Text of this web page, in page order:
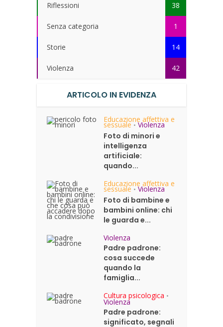
Riflessioni 38
Senza categoria 1
Storie 14
Violenza 42
ARTICOLO IN EVIDENZA
Educazione affettiva e
sessuale • Violenza
Foto di minori e
intelligenza
artificiale:
quando...
Educazione affettiva e
sessuale • Violenza
Foto di bambine e
bambini online: chi
le guarda e...
Violenza
Padre padrone:
cosa succede
quando la
famiglia...
Cultura psicologica •
Violenza
Padre padrone:
significato, segnali